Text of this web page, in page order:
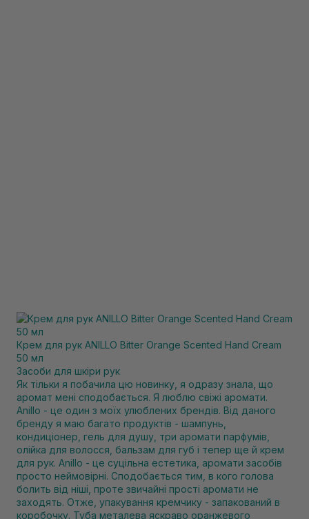
Крем для рук ANILLO Bitter Orange Scented Hand Cream
50 мл
Засоби для шкіри рук
Як тільки я побачила цю новинку, я одразу знала, що
аромат мені сподобається. Я люблю свіжі аромати.
Anillo - це один з моїх улюблених брендів. Від даного
бренду я маю багато продуктів - шампунь,
кондиціонер, гель для душу, три аромати парфумів,
олійка для волосся, бальзам для губ і тепер ще й крем
для рук. Anillo - це суцільна естетика, аромати засобів
просто неймовірні. Сподобається тим, в кого голова
болить від ніші, проте звичайні прості аромати не
заходять. Отже, упакування кремчику - запакований в
коробочку. Туба металева яскраво оранжевого